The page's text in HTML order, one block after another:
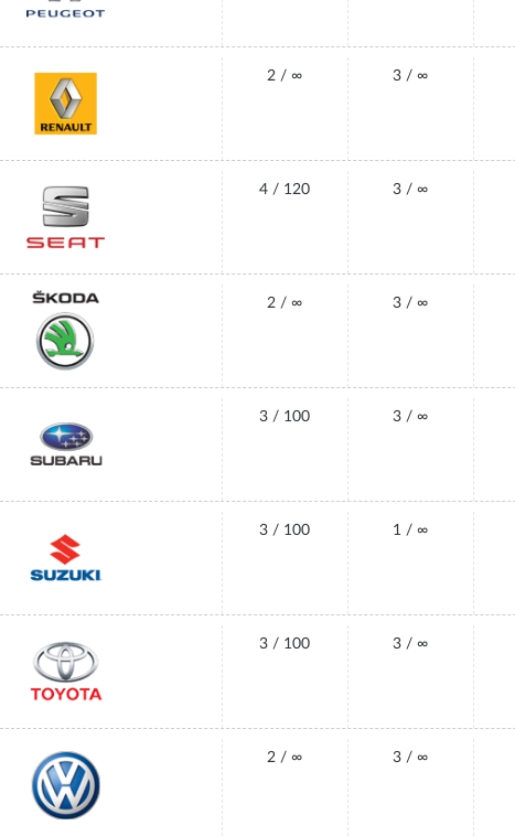
2 / ∞ 3 / ∞
4 / 120 3 / ∞
2 / ∞ 3 / ∞
3 / 100 3 / ∞
3 / 100 1 / ∞
3 / 100 3 / ∞
2 / ∞ 3 / ∞